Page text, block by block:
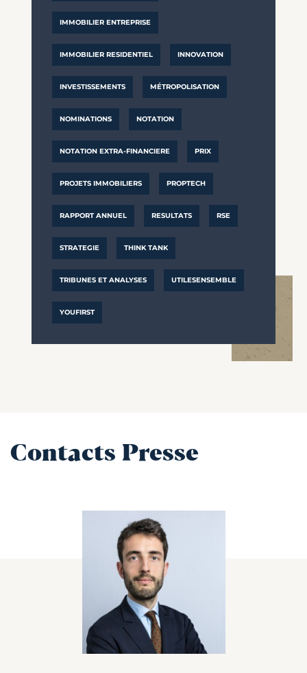
IMMOBILIER ENTREPRISE
IMMOBILIER RESIDENTIEL INNOVATION
INVESTISSEMENTS MÉTROPOLISATION
NOMINATIONS NOTATION
NOTATION EXTRA-FINANCIERE PRIX
PROJETS IMMOBILIERS PROPTECH
RAPPORT ANNUEL RESULTATS RSE
STRATEGIE THINK TANK
TRIBUNES ET ANALYSES UTILESENSEMBLE
YOUFIRST
Contacts Presse